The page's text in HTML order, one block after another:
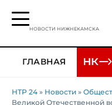
НОВОСТИ НИЖНЕКАМСКА
ГЛАВНАЯ
НТР 24 » Новости »
Великой Отечественной